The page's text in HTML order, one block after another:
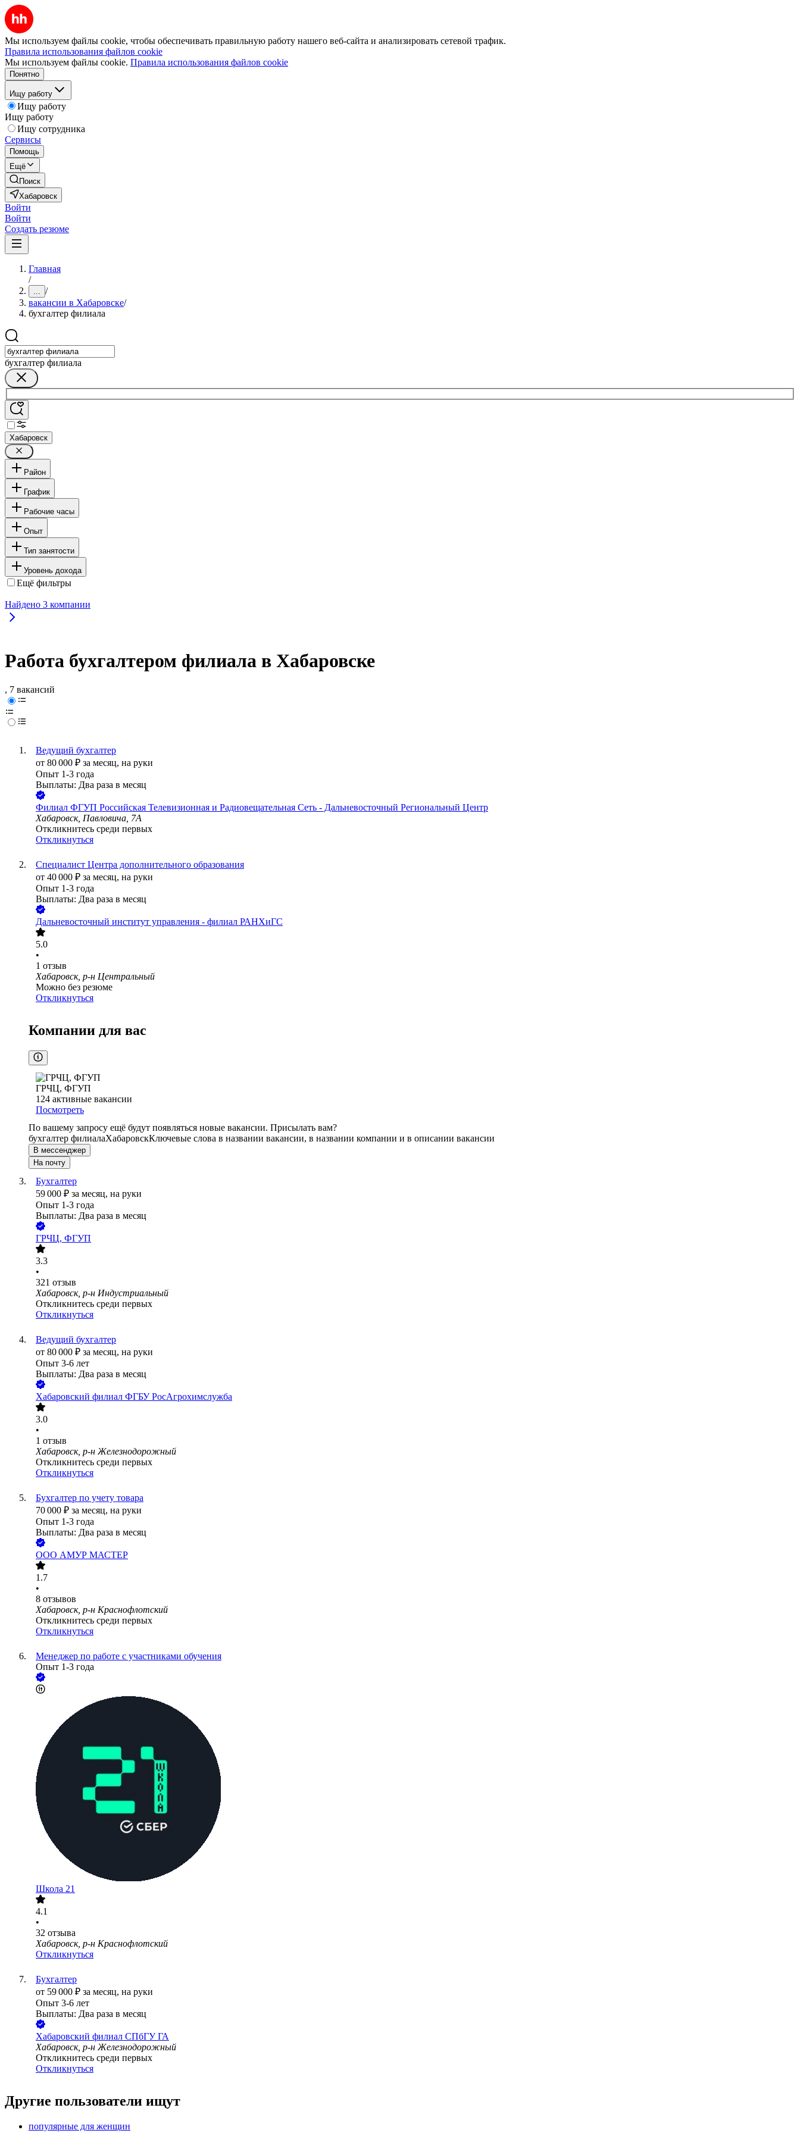
Мы используем файлы cookie, чтобы обеспечивать правильную работу нашего веб-сайта и анализировать сетевой трафик.
Правила использования файлов cookie
Мы используем файлы cookie. Правила использования файлов cookie
Понятно
Ищу работу
Ищу работу
Ищу работу
Ищу сотрудника
Сервисы
Помощь
Ещё
Поиск
Хабаровск
Войти
Войти
Создать резюме
Главная
/
... /
вакансии в Хабаровске/
бухгалтер филиала
бухгалтер филиала
Хабаровск
Район
График
Рабочие часы
Опыт
Тип занятости
Уровень дохода
Ещё фильтры
Найдено 3 компании
Работа бухгалтером филиала в Хабаровске
, 7 вакансий
Ведущий бухгалтер
от 80 000 ₽ за месяц, на руки
Опыт 1-3 года
Выплаты: Два раза в месяц
Филиал ФГУП Российская Телевизионная и Радиовещательная Сеть - Дальневосточный Региональный Центр
Хабаровск, Павловича, 7А
Откликнитесь среди первых
Откликнуться
Специалист Центра дополнительного образования
от 40 000 ₽ за месяц, на руки
Опыт 1-3 года
Выплаты: Два раза в месяц
Дальневосточный институт управления - филиал РАНХиГС
5.0
•
1 отзыв
Хабаровск, р-н Центральный
Можно без резюме
Откликнуться
Компании для вас
ГРЧЦ, ФГУП
124 активные вакансии
Посмотреть
По вашему запросу ещё будут появляться новые вакансии. Присылать вам?
бухгалтер филиалаХабаровскКлючевые слова в названии вакансии, в названии компании и в описании вакансии
В мессенджер
На почту
Бухгалтер
59 000 ₽ за месяц, на руки
Опыт 1-3 года
Выплаты: Два раза в месяц
ГРЧЦ, ФГУП
3.3
•
321 отзыв
Хабаровск, р-н Индустриальный
Откликнитесь среди первых
Откликнуться
Ведущий бухгалтер
от 80 000 ₽ за месяц, на руки
Опыт 3-6 лет
Выплаты: Два раза в месяц
Хабаровский филиал ФГБУ РосАгрохимслужба
3.0
•
1 отзыв
Хабаровск, р-н Железнодорожный
Откликнитесь среди первых
Откликнуться
Бухгалтер по учету товара
70 000 ₽ за месяц, на руки
Опыт 1-3 года
Выплаты: Два раза в месяц
ООО АМУР МАСТЕР
1.7
•
8 отзывов
Хабаровск, р-н Краснофлотский
Откликнитесь среди первых
Откликнуться
Менеджер по работе с участниками обучения
Опыт 1-3 года
Школа 21
4.1
•
32 отзыва
Хабаровск, р-н Краснофлотский
Откликнуться
Бухгалтер
от 59 000 ₽ за месяц, на руки
Опыт 3-6 лет
Выплаты: Два раза в месяц
Хабаровский филиал СПбГУ ГА
Хабаровск, р-н Железнодорожный
Откликнитесь среди первых
Откликнуться
Другие пользователи ищут
популярные для женщин